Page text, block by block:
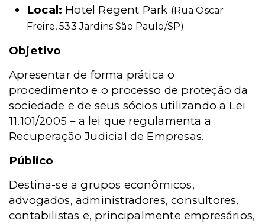
Local: Hotel Regent Park (Rua Oscar
Freire, 533 Jardins São Paulo/SP)
Objetivo
Apresentar de forma prática o
procedimento e o processo de proteção da
sociedade e de seus sócios utilizando a Lei
11.101/2005 – a lei que regulamenta a
Recuperação Judicial de Empresas.
Público
Destina-se a grupos econômicos,
advogados, administradores, consultores,
contabilistas e, principalmente empresários,